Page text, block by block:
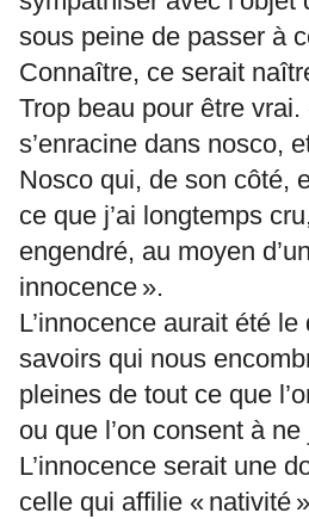
sous peine de passer à
Connaître, ce serait
Trop beau pour être vrai.
s’enracine dans nosco,
Nosco qui, de son côté,
ce que j’ai longtemps
engendré, au moyen
innocence ».
L’innocence aurait été
savoirs qui nous
pleines de tout ce que
ou que l’on consent à
L’innocence serait une
celle qui affilie « nativité